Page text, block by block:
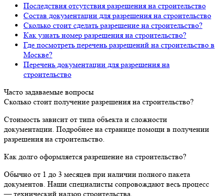
Последствия отсутствия разрешения на строительство
Состав документации для разрешения на строительство
Сколько стоит сделать разрешение на строительство?
Как узнать номер разрешения на строительство?
Где посмотреть перечень разрешений на строительство в
Москве?
Перечень документации для разрешения на
строительство
Часто задаваемые вопросы
Сколько стоит получение разрешения на строительство?
Стоимость зависит от типа объекта и сложности
документации. Подробнее на странице помощи в получении
разрешения на строительство.
Как долго оформляется разрешение на строительство?
Обычно от 1 до 3 месяцев при наличии полного пакета
документов. Наши специалисты сопровождают весь процесс
— технический надзор строительства.